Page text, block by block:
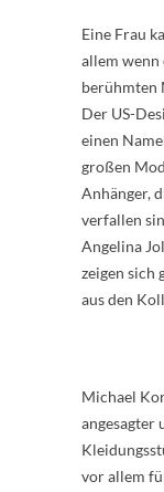
Eine Frau
allem wenn
berühmten
Der US-
einen
großen
Anhänger,
verfallen
Angelina
zeigen sich
aus den
Michael
angesagter
vor allem